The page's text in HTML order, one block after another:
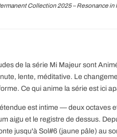
Collection 2025 – Resonance in
de la série Mi Majeur sont
lente, méditative. Le
Ce qui anime la série est ici
est intime — deux octaves
aigu et le registre de dessus.
jusqu'à Sol#6 (jaune pâle) au